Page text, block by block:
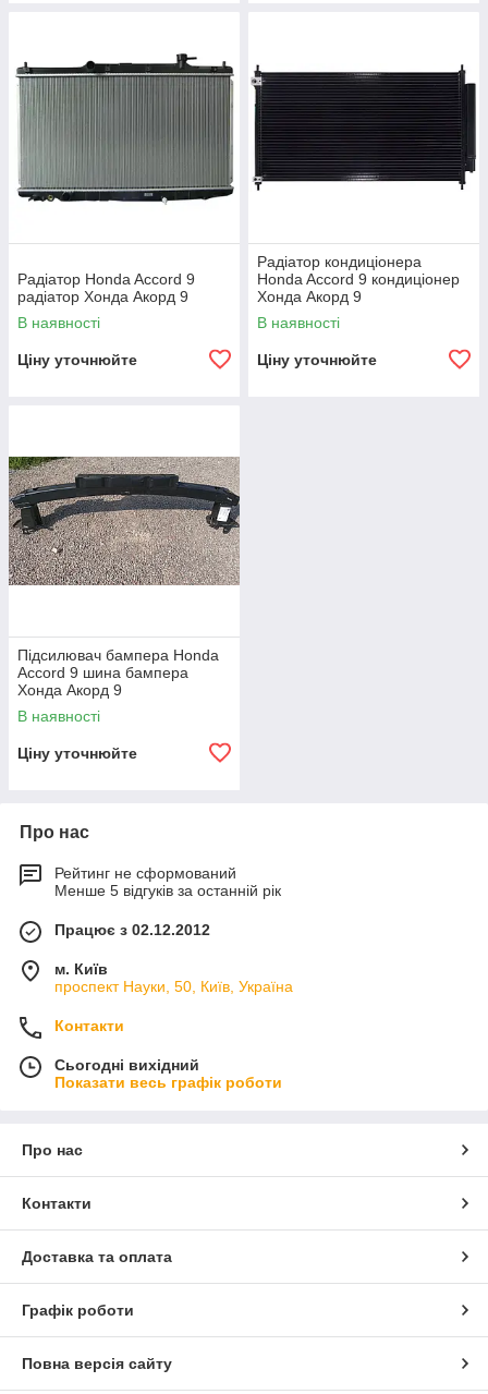
Радіатор Honda Accord 9
радіатор Хонда Акорд 9
В наявності
Ціну уточнюйте
Радіатор кондиціонера
Honda Accord 9 кондиціонер
Хонда Акорд 9
В наявності
Ціну уточнюйте
Підсилювач бампера Honda
Accord 9 шина бампера
Хонда Акорд 9
В наявності
Ціну уточнюйте
Про нас
Рейтинг не сформований
Менше 5 відгуків за останній рік
Працює з 02.12.2012
м. Київ
проспект Науки, 50, Київ, Україна
Контакти
Сьогодні вихідний
Показати весь графік роботи
Про нас
Контакти
Доставка та оплата
Графік роботи
Повна версія сайту